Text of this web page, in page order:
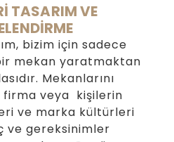
TASARIM VE
bizim için sadece
mekan yaratmaktan
Mekanlarını
firma veya kişilerin
ve marka kültürleri
ve gereksinimler